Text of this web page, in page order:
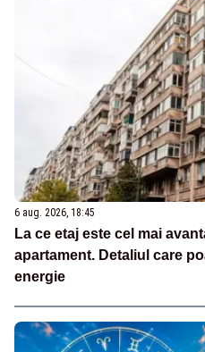
6 aug. 2026, 18:45
La ce etaj este cel mai
apartament. Detaliul care
energie